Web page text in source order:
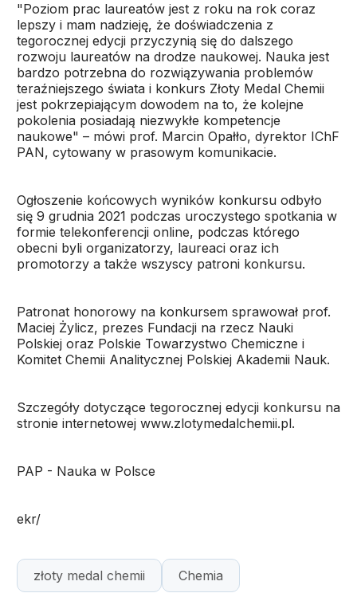
"Poziom prac laureatów jest z roku na rok coraz
lepszy i mam nadzieję, że doświadczenia z
tegorocznej edycji przyczynią się do dalszego
rozwoju laureatów na drodze naukowej. Nauka jest
bardzo potrzebna do rozwiązywania problemów
teraźniejszego świata i konkurs Złoty Medal Chemii
jest pokrzepiającym dowodem na to, że kolejne
pokolenia posiadają niezwykłe kompetencje
naukowe" – mówi prof. Marcin Opałło, dyrektor IChF
PAN, cytowany w prasowym komunikacie.
Ogłoszenie końcowych wyników konkursu odbyło
się 9 grudnia 2021 podczas uroczystego spotkania w
formie telekonferencji online, podczas którego
obecni byli organizatorzy, laureaci oraz ich
promotorzy a także wszyscy patroni konkursu.
Patronat honorowy na konkursem sprawował prof.
Maciej Żylicz, prezes Fundacji na rzecz Nauki
Polskiej oraz Polskie Towarzystwo Chemiczne i
Komitet Chemii Analitycznej Polskiej Akademii Nauk.
Szczegóły dotyczące tegorocznej edycji konkursu na
stronie internetowej www.zlotymedalchemii.pl.
PAP - Nauka w Polsce
ekr/
złoty medal chemii Chemia